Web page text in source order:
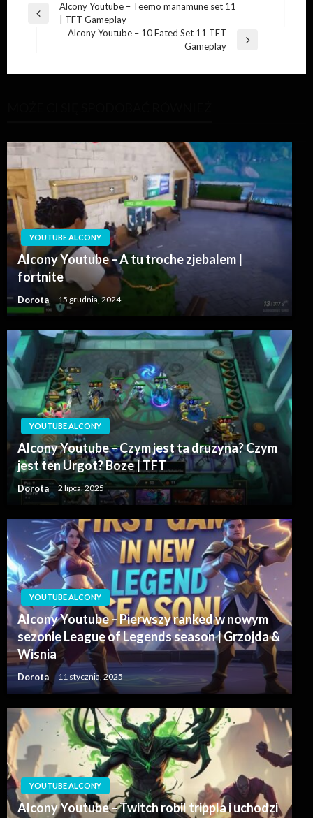
Nawigacja
wpisu
Poprzedni
Alcony Youtube – Teemo manamune set 11
| TFT Gameplay
Alcony Youtube – 10 Fated Set 11 TFT
Gameplay
YOUTUBE ALCONY
Alcony Youtube – A tu troche zjebalem |
fortnite
Dorota 15 grudnia, 2024
YOUTUBE ALCONY
Alcony Youtube – Czym jest ta druzyna? Czym
jest ten Urgot? Boze | TFT
Dorota 2 lipca, 2025
YOUTUBE ALCONY
Alcony Youtube – Pierwszy ranked w nowym
sezonie League of Legends season | Grzojda &
Wisnia
Dorota 11 stycznia, 2025
YOUTUBE ALCONY
Alcony Youtube – Twitch robil trippla i uchodzi